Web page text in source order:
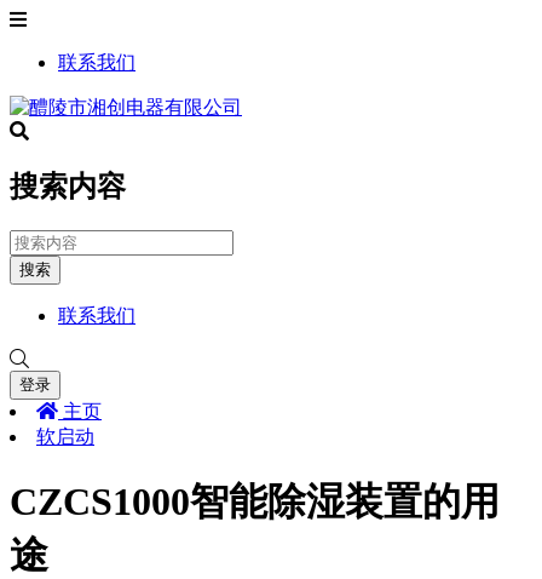
联系我们
搜索内容
搜索
联系我们
登录
主页
软启动
CZCS1000智能除湿装置的用
途